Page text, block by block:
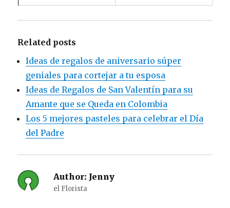
Related posts
Ideas de regalos de aniversario súper
geniales para cortejar a tu esposa
Ideas de Regalos de San Valentín para su
Amante que se Queda en Colombia
Los 5 mejores pasteles para celebrar el Día
del Padre
Author: Jenny
el Florista